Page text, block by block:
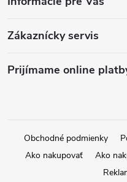
Zákaznícky servis
Prijímame online
Obchodné podmienky
Ako nakupovať
Ako